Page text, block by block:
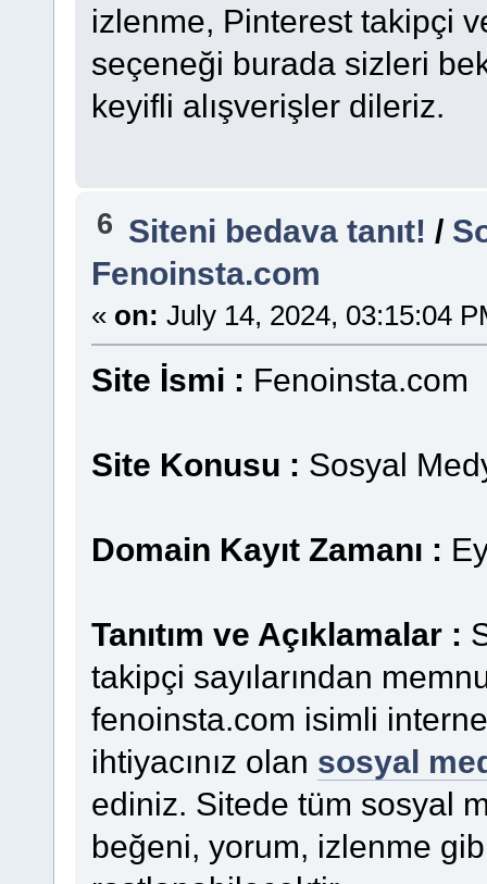
izlenme, Pinterest takipçi
seçeneği burada sizleri
keyifli alışverişler dileriz.
6 Siteni bedava tanıt! /
Fenoinsta.com
« on: July 14, 2024, 03:15:04
Site İsmi : Fenoinsta.com
Site Konusu : Sosyal
Domain Kayıt Zamanı :
Tanıtım ve Açıklamalar :
takipçi sayılarından
fenoinsta.com isimli
ihtiyacınız olan sosyal
ediniz. Sitede tüm sosyal
beğeni, yorum, izlenme